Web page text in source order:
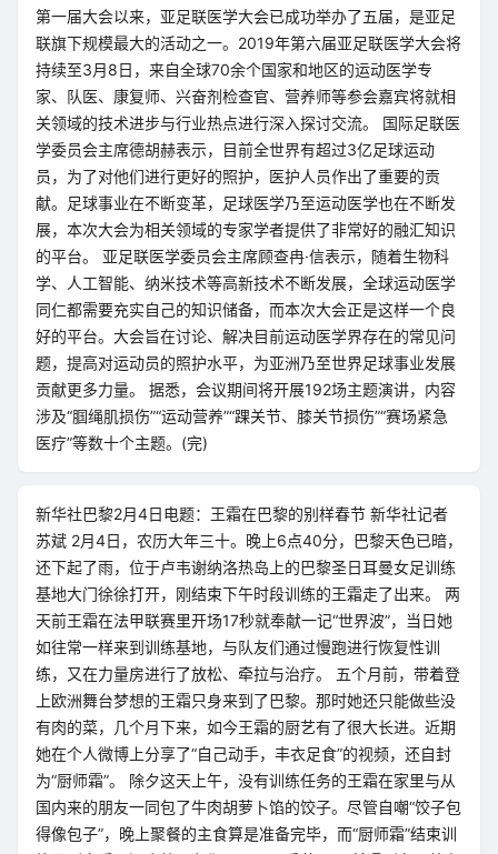
第一届大会以来，亚足联医学大会已成功举办了五届，是亚足
联旗下规模最大的活动之一。2019年第六届亚足联医学大会将
持续至3月8日，来自全球70余个国家和地区的运动医学专
家、队医、康复师、兴奋剂检查官、营养师等参会嘉宾将就相
关领域的技术进步与行业热点进行深入探讨交流。 国际足联医
学委员会主席德胡赫表示，目前全世界有超过3亿足球运动
员，为了对他们进行更好的照护，医护人员作出了重要的贡
献。足球事业在不断变革，足球医学乃至运动医学也在不断发
展，本次大会为相关领域的专家学者提供了非常好的融汇知识
的平台。 亚足联医学委员会主席顾查冉·信表示，随着生物科
学、人工智能、纳米技术等高新技术不断发展，全球运动医学
同仁都需要充实自己的知识储备，而本次大会正是这样一个良
好的平台。大会旨在讨论、解决目前运动医学界存在的常见问
题，提高对运动员的照护水平，为亚洲乃至世界足球事业发展
贡献更多力量。 据悉，会议期间将开展192场主题演讲，内容
涉及“腘绳肌损伤”“运动营养”“踝关节、膝关节损伤”“赛场紧急
医疗”等数十个主题。(完)
新华社巴黎2月4日电题：王霜在巴黎的别样春节 新华社记者
苏斌 2月4日，农历大年三十。晚上6点40分，巴黎天色已暗，
还下起了雨，位于卢韦谢纳洛热岛上的巴黎圣日耳曼女足训练
基地大门徐徐打开，刚结束下午时段训练的王霜走了出来。 两
天前王霜在法甲联赛里开场17秒就奉献一记“世界波”，当日她
如往常一样来到训练基地，与队友们通过慢跑进行恢复性训
练，又在力量房进行了放松、牵拉与治疗。 五个月前，带着登
上欧洲舞台梦想的王霜只身来到了巴黎。那时她还只能做些没
有肉的菜，几个月下来，如今王霜的厨艺有了很大长进。近期
她在个人微博上分享了“自己动手，丰衣足食”的视频，还自封
为“厨师霜”。 除夕这天上午，没有训练任务的王霜在家里与从
国内来的朋友一同包了牛肉胡萝卜馅的饺子。尽管自嘲“饺子包
得像包子”，晚上聚餐的主食算是准备完毕，而“厨师霜”结束训